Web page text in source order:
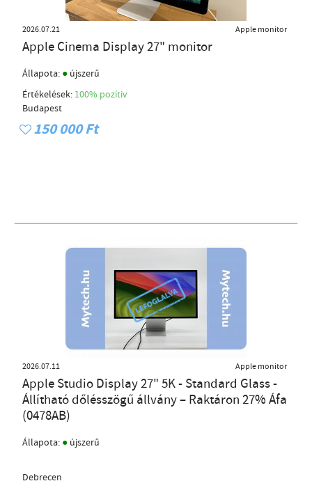
2026.07.21 Apple monitor
Apple Cinema Display 27" monitor
Állapota: ● újszerű
Értékelések: 100% pozítiv
Budapest
150 000 Ft
2026.07.11 Apple monitor
Apple Studio Display 27" 5K - Standard Glass -
Állítható dőlésszögű állvány – Raktáron 27% Áfa
(0478AB)
Állapota: ● újszerű
Debrecen